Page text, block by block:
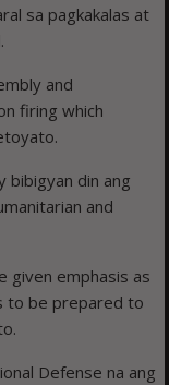
sa pagkakalas at
and
firing which
bibigyan din ang
and
given emphasis as
to be prepared to
Defense na ang